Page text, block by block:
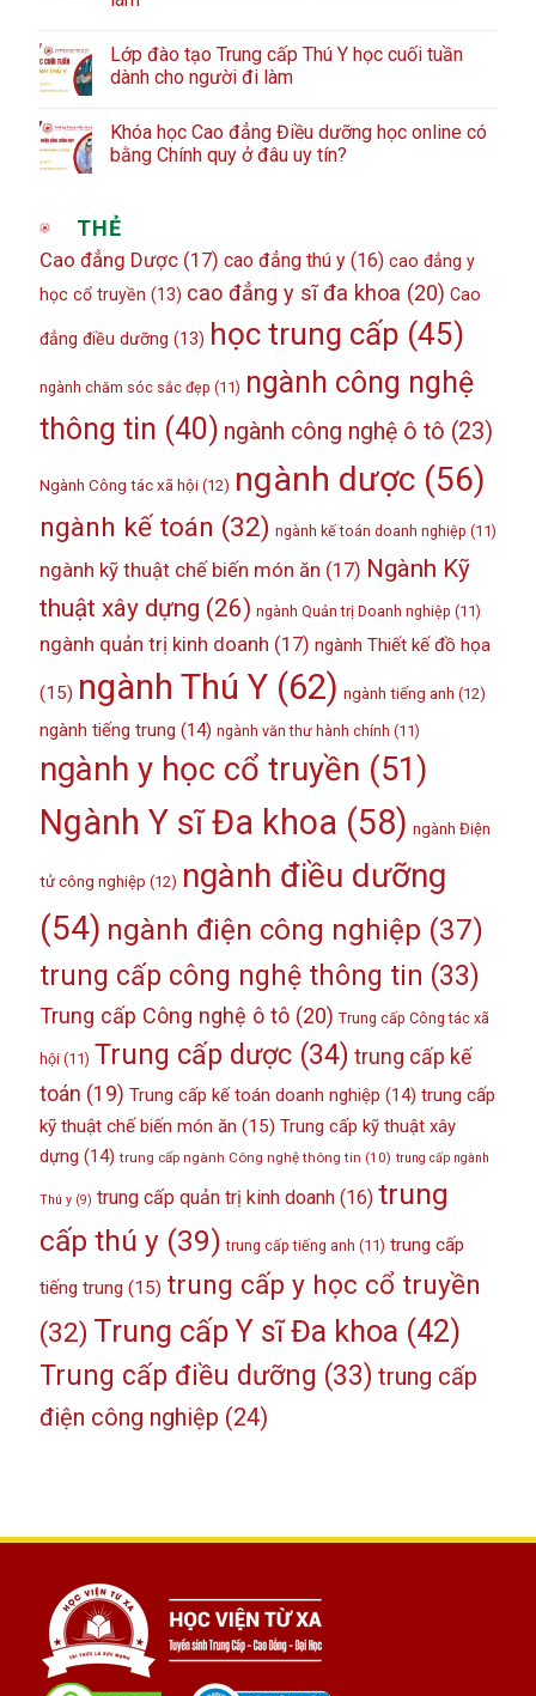
Lớp đào tạo Trung cấp Thú Y học cuối tuần
dành cho người đi làm
Khóa học Cao đẳng Điều dưỡng học online có
bằng Chính quy ở đâu uy tín?
THẺ
Cao đẳng Dược(17) cao đẳng thú y(16) cao đẳng y
học cổ truyền (13) cao đẳng y sĩ đa khoa (20) Cao
đẳng điều dưỡng (13) học trung cấp (45)
ngành chăm sóc sắc đẹp (11) ngành công nghệ
thông tin (40) ngành công nghệ ô tô (23)
Ngành Công tác xã hội(12) ngành dược(56)
ngành kế toán (32) ngành kế toán doanh nghiệp (11)
ngành kỹ thuật chế biến món ăn (17) Ngành Kỹ
thuật xây dựng (26) ngành Quản trị Doanh nghiệp (11)
ngành quản trị kinh doanh (17) ngành Thiết kế đồ họa
(15) ngành Thú Y(62) ngành tiếng anh (12)
ngành tiếng trung (14) ngành văn thư hành chính (11)
ngành y học cổ truyền (51)
Ngành Y sĩ Đa khoa (58) ngành Điện
tử công nghiệp (12) ngành điều dưỡng
(54) ngành điện công nghiệp (37)
trung cấp công nghệ thông tin (33)
Trung cấp Công nghệ ô tô(20) Trung cấp Công tác xã
hội (11) Trung cấp dược(34) trung cấp kế
toán (19) Trung cấp kế toán doanh nghiệp (14) trung cấp
kỹ thuật chế biến món ăn (15) Trung cấp kỹ thuật xây
dựng (14) trung cấp ngành Công nghệ thông tin (10) trung cấp ngành
Thú y(9) trung cấp quản trị kinh doanh(16) trung
cấp thú y(39) trung cấp tiếng anh (11) trung cấp
tiếng trung (15) trung cấp y học cổ truyền
(32) Trung cấp Y sĩ Đa khoa (42)
Trung cấp điều dưỡng (33) trung cấp
điện công nghiệp (24)